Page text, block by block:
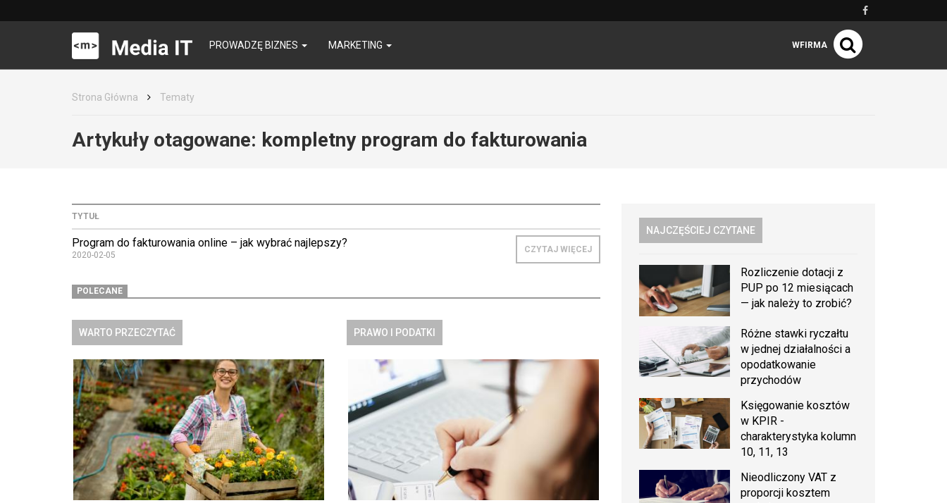
PROWADZĘ BIZNES MARKETING WFIRMA
Strona Główna Tematy
Artykuły otagowane: kompletny program do fakturowania
TYTUŁ
Program do fakturowania online – jak wybrać najlepszy?
2020-02-05
CZYTAJ WIĘCEJ
POLECANE
WARTO PRZECZYTAĆ PRAWO I PODATKI
NAJCZĘŚCIEJ CZYTANE
Rozliczenie dotacji z
PUP po 12 miesiącach
— jak należy to zrobić?
Różne stawki ryczałtu
w jednej działalności a
opodatkowanie
przychodów
Księgowanie kosztów
w KPIR -
charakterystyka kolumn
10, 11, 13
Nieodliczony VAT z
proporcji kosztem